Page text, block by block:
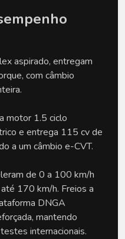
aspirado, entregam
com câmbio
motor 1.5 ciclo
e entrega 115 cv de
a um câmbio e-CVT.
de 0 a 100 km/h
170 km/h. Freios a
DNGA
mantendo
internacionais.